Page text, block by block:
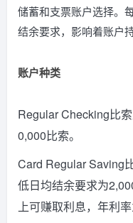
储蓄和支票账户选择。
结余要求，影响着账户
账户种类
Regular Checking比
0,000比索。
Card Regular Saving
低日均结余要求为
上可赚取利息，年利率